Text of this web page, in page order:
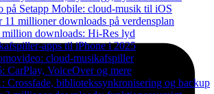
på Setapp Mobile: cloud-musik til iOS
11 millioner downloads på verdensplan
million downloads: Hi-Res lyd
apps til iPhone i 2025
cloud-musikafspiller
CarPlay, VoiceOver og mere
Crossfade, bibliotekssynkronisering og backup